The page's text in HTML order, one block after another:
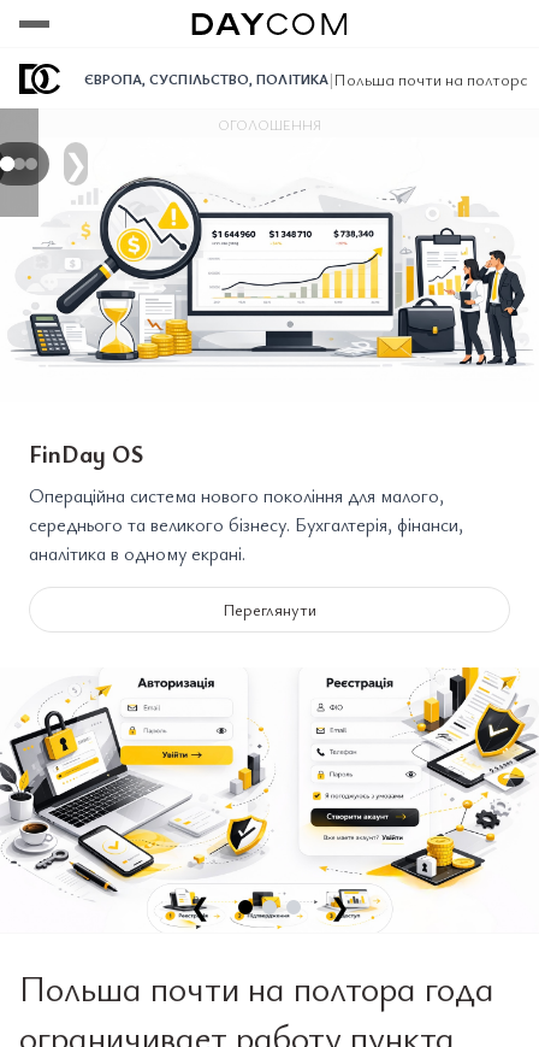
ЄВРОПА, СУСПІЛЬСТВО, ПОЛІТИКА|Польша почти на полтора
❯
ОГОЛОШЕННЯ
FinDay OS
Операційна система нового покоління для малого,
середнього та великого бізнесу. Бухгалтерія, фінанси,
аналітика в одному екрані.
Переглянути
❮ ❯
Польша почти на полтора года
ограничивает работу пункта